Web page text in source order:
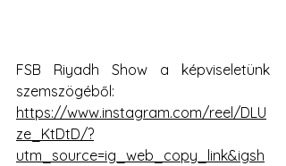
FSB Riyadh Show a képviseletünk
szemszögéből:
https://www.instagram.com/reel/DLU
ze_KtDtD/?
utm_source=ig_web_copy_link&igsh